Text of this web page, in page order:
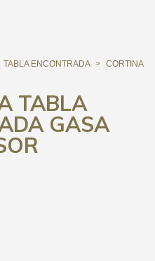
TABLA ENCONTRADA > CORTINA
TABLA
GASA